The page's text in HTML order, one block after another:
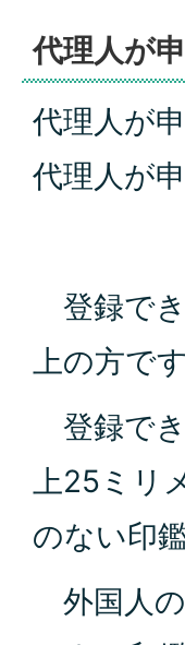
代理人が
代理人が
代理人が
登録で
上の方です
登録で
上25ミリ
のない印
外国人